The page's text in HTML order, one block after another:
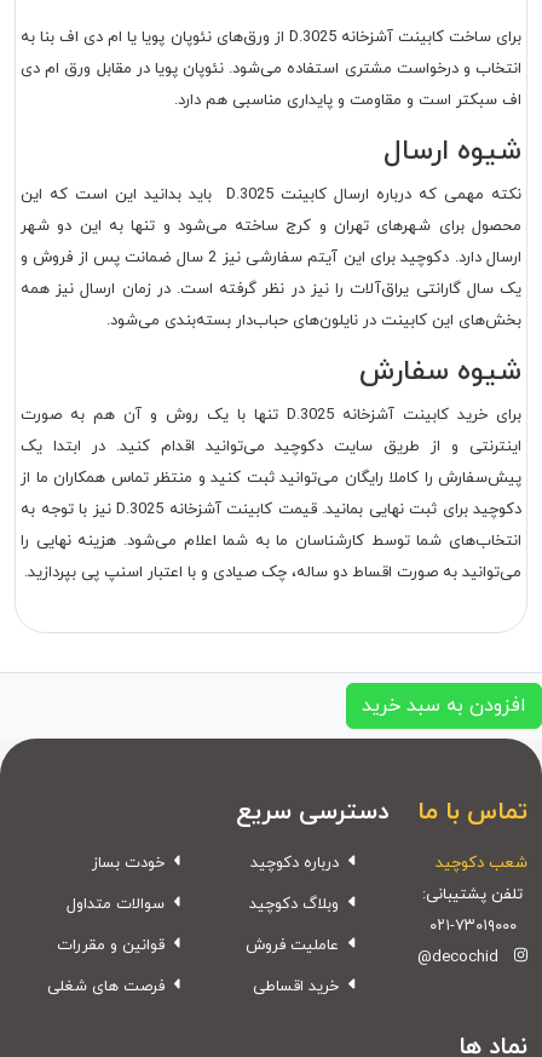
برای ساختکابینت آشزخانه D.3025
از ورق‌های نئوپان پویا یا ام دی اف بنا به
انتخاب و درخواست مشتری استفاده می‌شود. نئوپان پویا در مقابل ورق ام دی
اف سبکتر است و مقاومت و پایداری مناسبی هم دارد.
شیوه ارسال
نکته مهمی که درباره ارسال کابینت D.3025
باید بدانید این است که این
محصول برای شهرهای تهران و کرج ساخته می‌شود و تنها به این دو شهر
ارسال دارد. دکوچید برای این آیتم سفارشی نیز 2 سال ضمانت پس از فروش و
یک سال گارانتی یراق‌آلات را نیز در نظر گرفته است. در زمان ارسال نیز همه
بخش‌های این کابینت در نایلون‌های حباب‌دار بسته‌بندی می‌شود.
شیوه سفارش
برای خرید کابینت آشزخانه D.3025
تنها با یک روش و آن هم به صورت
اینترنتی و از طریق سایت دکوچید می‌توانید اقدام کنید. در ابتدا یک
پیش‌سفارش را کاملا رایگان می‌توانید ثبت کنید و منتظر تماس همکاران ما از
دکوچید برای ثبت نهایی بمانید. قیمت کابینت آشزخانه D.3025
نیز با توجه به
انتخاب‌های شما توسط کارشناسان ما به شما اعلام می‌شود. هزینه نهایی را
می‌توانید به صورت اقساط دو ساله، چک صیادی و با اعتبار اسنپ پی بپردازید.
افزودن به سبد خرید
تماس با ما
شعب دکوچید
تلفن پشتیبانی:
۰۲۱-۷۳۰۱۹۰۰۰
@decochid
دسترسی سریع
درباره دکوچید
وبلاگ دکوچید
عاملیت فروش
خرید اقساطی
خودت بساز
سوالات متداول
قوانین و مقررات
فرصت های شغلی
نماد ها